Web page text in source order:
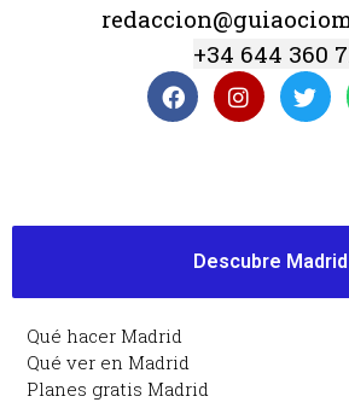
+34 644 360
Descubre Madrid
Qué hacer Madrid
Qué ver en Madrid
Planes gratis Madrid